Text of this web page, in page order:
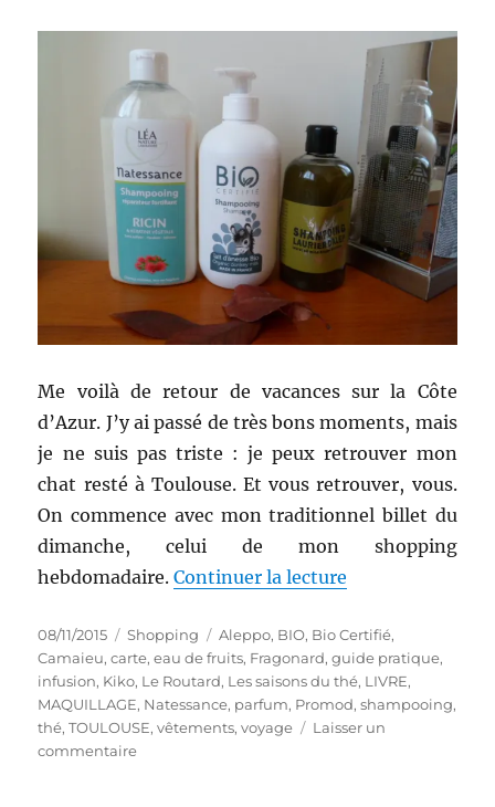
Chocolat
Me voilà de retour de vacances sur la Côte
d’Azur. J’y ai passé de très bons moments, mais
je ne suis pas triste : je peux retrouver mon
chat resté à Toulouse. Et vous retrouver, vous.
On commence avec mon traditionnel billet du
dimanche, celui de mon shopping
hebdomadaire.Continuer la lecture
Publié
le
08/11/2015 Catégories
Shopping Étiquettes
Aleppo, BIO, Bio Certifié,
Camaieu,carte,eau de fruits, Fragonard,guide pratique,
infusion, Kiko, Le Routard, Les saisons du thé, LIVRE,
MAQUILLAGE, Natessance, parfum, Promod,shampooing,
thé,TOULOUSE,vêtements,voyage
Laisser un
commentairesur